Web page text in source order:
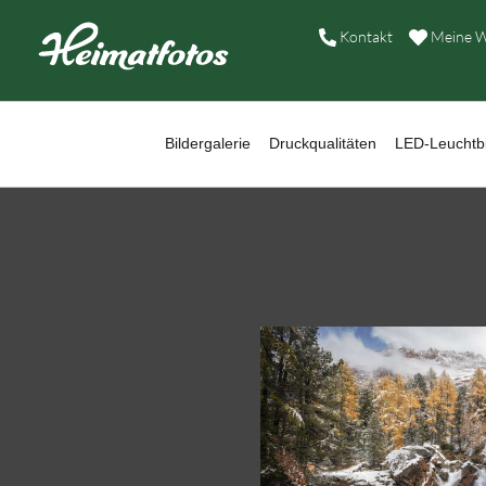
Kontakt Meine
Bildergalerie Druckqualitäten LED-